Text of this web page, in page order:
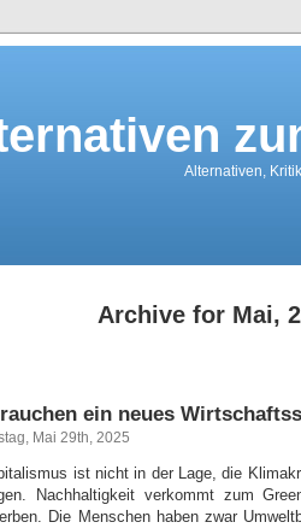
Alternativen,
Archive for Mai,
ein neues
Mai 29th, 2025
ist nicht in der Lage, die
Nachhaltigkeit verkommt zum
Die Menschen haben zwar